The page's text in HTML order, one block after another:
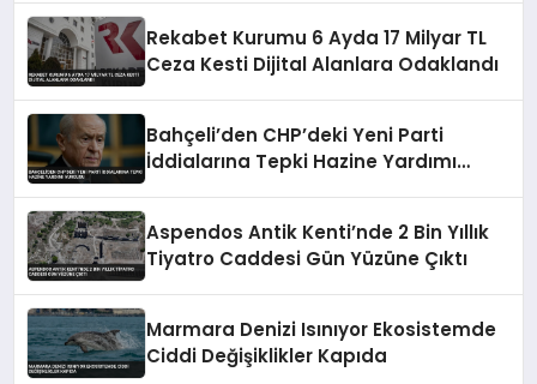
Rekabet Kurumu 6 Ayda 17 Milyar TL
Ceza Kesti Dijital Alanlara Odaklandı
Bahçeli’den CHP’deki Yeni Parti
İddialarına Tepki Hazine Yardımı
Aspendos Antik Kenti’nde 2 Bin Yıllık
Tiyatro Caddesi Gün Yüzüne Çıktı
Marmara Denizi Isınıyor Ekosistemde
Ciddi Değişiklikler Kapıda